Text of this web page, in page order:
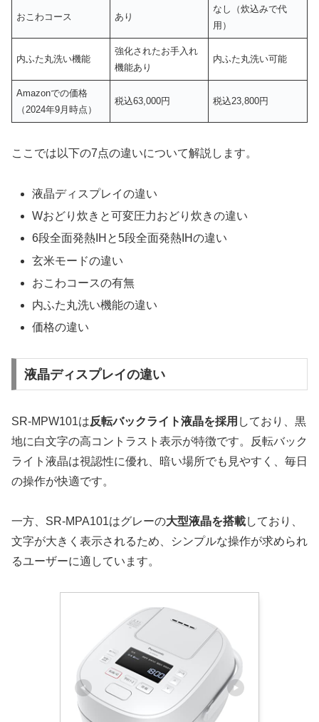
おこわコース あり
なし（炊込みで代
用）
内ふた丸洗い機能
強化されたお手入れ
機能あり
内ふた丸洗い可能
Amazonでの価格
（2024年9月時点）
税込63,000円 税込23,800円
ここでは以下の7点の違いについて解説します。
液晶ディスプレイの違い
Wおどり炊きと可変圧力おどり炊きの違い
6段全面発熱IHと5段全面発熱IHの違い
玄米モードの違い
おこわコースの有無
内ふた丸洗い機能の違い
価格の違い
液晶ディスプレイの違い
SR-MPW101は反転バックライト液晶を採用 しており、黒
地に白文字の高コントラスト表示が特徴です。反転バック
ライト液晶は視認性に優れ、暗い場所でも見やすく、毎日
の操作が快適です。
一方、SR-MPA101はグレーの大型液晶を搭載しており、
文字が大きく表示されるため、シンプルな操作が求められ
るユーザーに適しています。